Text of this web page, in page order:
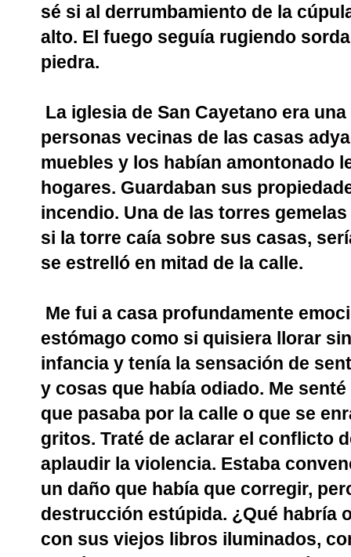
sé si al derrumbamiento de la
alto. El fuego seguía rugiendo
piedra.
La iglesia de San Cayetano era
personas vecinas de las casas
muebles y los habían amontonado
hogares. Guardaban sus
incendio. Una de las torres
si la torre caía sobre sus casas,
se estrelló en mitad de la calle.
Me fui a casa profundamente
estómago como si quisiera llorar
infancia y tenía la sensación de
y cosas que había odiado. Me
que pasaba por la calle o que se
gritos. Traté de aclarar el conflicto
aplaudir la violencia. Estaba
un daño que había que corregir,
destrucción estúpida. ¿Qué habría
con sus viejos libros iluminados,